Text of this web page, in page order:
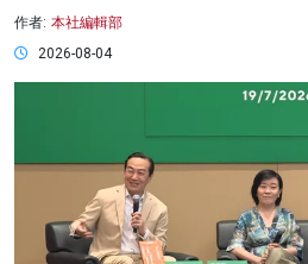
作者: 本社編輯部
2026-08-04